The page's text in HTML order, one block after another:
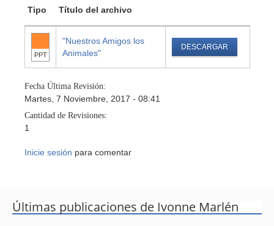
Tipo Título del archivo
PPT
"Nuestros Amigos los
Animales"
DESCARGAR
Fecha Última Revisión:
Martes, 7 Noviembre, 2017 - 08:41
Cantidad de Revisiones:
1
Inicie sesión para comentar
Últimas publicaciones de Ivonne Marlén